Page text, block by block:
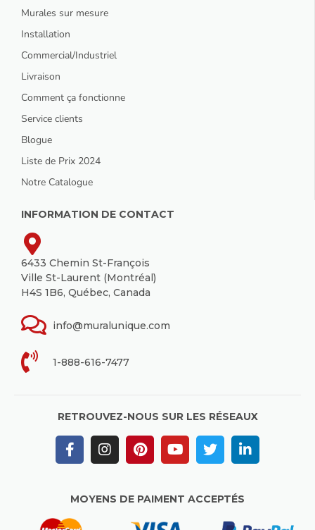
Murales sur mesure
Installation
Commercial/Industriel
Livraison
Comment ça fonctionne
Service clients
Blogue
Liste de Prix 2024
Notre Catalogue
INFORMATION DE CONTACT
6433 Chemin St-François
Ville St-Laurent (Montréal)
H4S 1B6, Québec, Canada
info@muralunique.com
1-888-616-7477
RETROUVEZ-NOUS SUR LES RÉSEAUX
MOYENS DE PAIMENT ACCEPTÉS